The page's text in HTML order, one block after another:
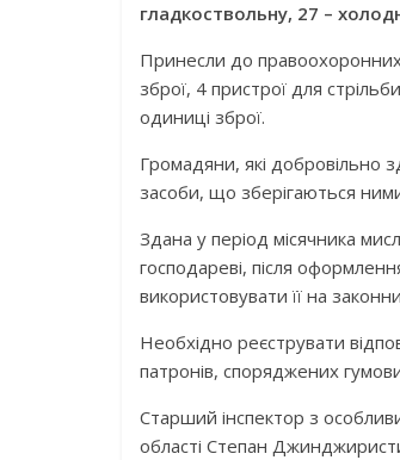
гладкоствольну, 27 –
Принесли до правоохоронних
зброї, 4 пристрої для
одиниці зброї.
Громадяни, які добровільно
засоби, що зберігаються ними
Здана у період місячника
господареві, після
використовувати її на
Необхідно реєструвати
патронів, споряджених
Старший інспектор з
області Степан